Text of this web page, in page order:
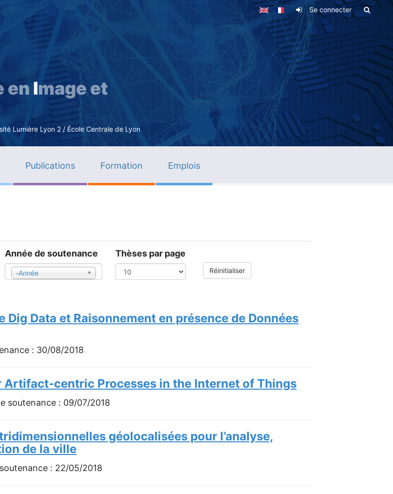
contenu
principal
Se connecter
en Image et
Lumière Lyon 2 / École Centrale de Lyon
Publications Formation Emplois
Année de soutenance
-Année
Thèses par page
Réinitialiser
Dig Data et Raisonnement en présence de Données
: 30/08/2018
centric Processes in the Internet of Things
soutenance : 09/07/2018
géolocalisées pour l’analyse,
de la ville
: 22/05/2018